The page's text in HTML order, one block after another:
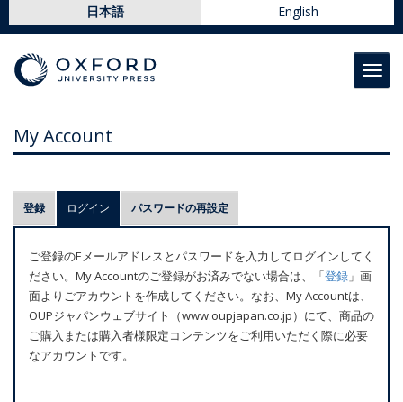
日本語 English
My Account
プ
ラ
マ
リ
ー
タ
ブ
登録 ログイン (アクティブなタブ)
パスワードの再設定
ご登録のEメールアドレスとパスワードを入力してログインしてく
ださい。My Accountのご登録がお済みでない場合は、「登録 」画
面よりごアカウントを作成してください。なお、My Accountは、
OUPジャパンウェブサイト（www.oupjapan.co.jp）にて、商品の
ご購入または購入者様限定コンテンツをご利用いただく際に必要
なアカウントです。